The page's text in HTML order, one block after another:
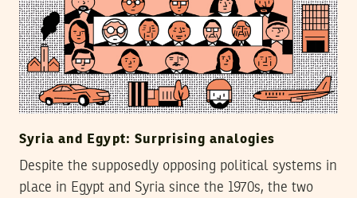
Syria and Egypt: Surprising analogies
Despite the supposedly opposing political systems in
place in Egypt and Syria since the 1970s, the two